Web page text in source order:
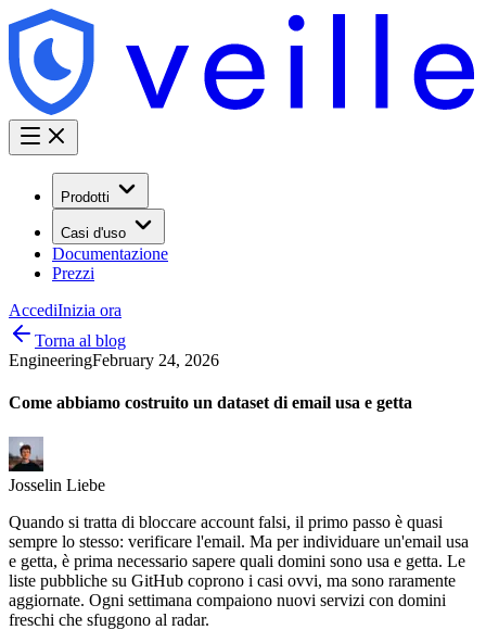
Prodotti
Casi d'uso
Documentazione
Prezzi
AccediInizia ora
Torna al blog
EngineeringFebruary 24, 2026
Come abbiamo costruito un dataset di email usa e getta
Josselin Liebe
Quando si tratta di bloccare account falsi, il primo passo è quasi
sempre lo stesso: verificare l'email. Ma per individuare un'email usa
e getta, è prima necessario sapere quali domini sono usa e getta. Le
liste pubbliche su GitHub coprono i casi ovvi, ma sono raramente
aggiornate. Ogni settimana compaiono nuovi servizi con domini
freschi che sfuggono al radar.